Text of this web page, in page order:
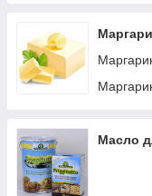
Масло